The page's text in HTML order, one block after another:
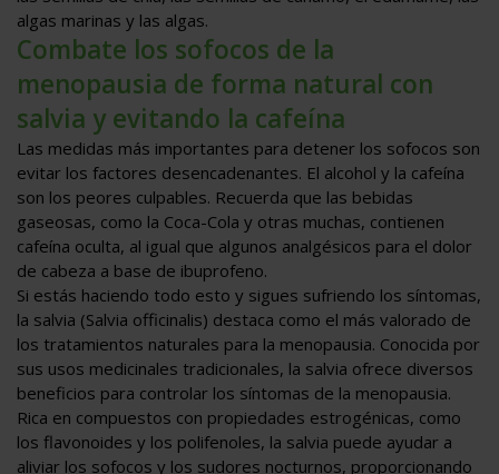
algas marinas y las algas.
Combate los sofocos de la
menopausia de forma natural con
salvia y evitando la cafeína
Las medidas más importantes para detener los sofocos son
evitar los factores desencadenantes. El alcohol y la cafeína
son los peores culpables. Recuerda que las bebidas
gaseosas, como la Coca-Cola y otras muchas, contienen
cafeína oculta, al igual que algunos analgésicos para el dolor
de cabeza a base de ibuprofeno.
Si estás haciendo todo esto y sigues sufriendo los síntomas,
la salvia (Salvia officinalis) destaca como el más valorado de
los tratamientos naturales para la menopausia. Conocida por
sus usos medicinales tradicionales, la salvia ofrece diversos
beneficios para controlar los síntomas de la menopausia.
Rica en compuestos con propiedades estrogénicas, como
los flavonoides y los polifenoles, la salvia puede ayudar a
aliviar los sofocos y los sudores nocturnos, proporcionando